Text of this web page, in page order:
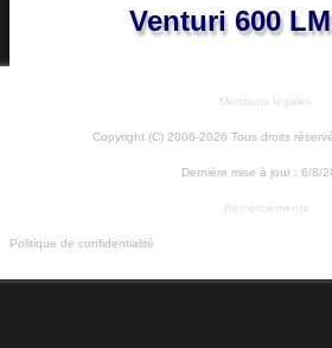
Venturi 600
Mentions légales
Copyright (C) 2006-2026 Tous droits
Dernière mise à jour : 6/8/
Remerciements
Politique de confidentialité